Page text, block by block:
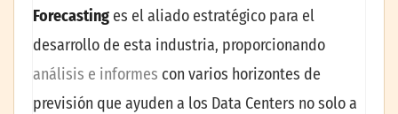
Forecasting es el aliado estratégico para el
desarrollo de esta industria, proporcionando
análisis e informes con varios horizontes de
previsión que ayuden a los Data Centers no solo a